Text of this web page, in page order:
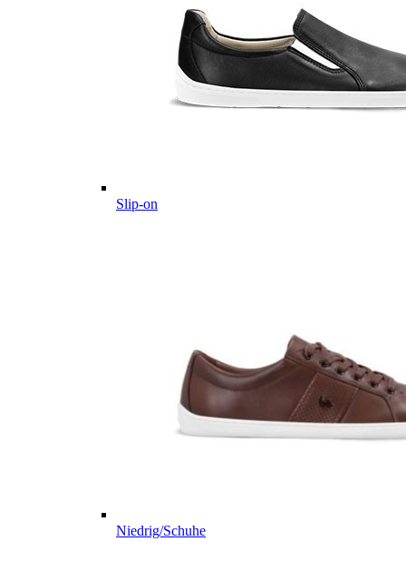
Slip-on
Niedrig/Schuhe